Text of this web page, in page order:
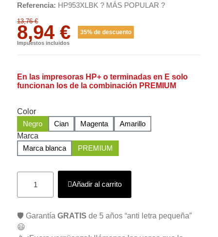
Referencia HP953XLBK ? MÁS POPULAR ?
13,76 €
8,94 € 35% de descuento
Impuestos incluidos
En las impresoras HP+ o terminadas en E solo
funcionan los de la combinación PREMIUM
Color
Negro
Cian Magenta
Amarillo
Marca
Marca blanca
PREMIUM
Añadir al carrito
🛡️ Garantía GRATIS de 5 años “anti letra pequeña”
😃